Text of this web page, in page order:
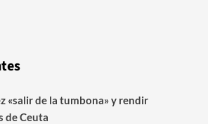
«salir de la tumbona» y rendir
de Ceuta